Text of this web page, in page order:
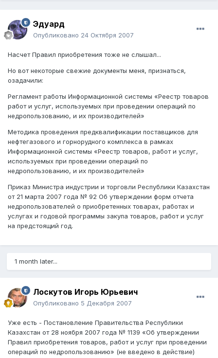
Эдуард
Опубликовано 24 Октября 2007
Насчет Правил приобретения тоже не слышал...
Но вот некоторые свежие документы меня, признаться,
озадачили:
Регламент работы Информационной системы «Реестр товаров
работ и услуг, используемых при проведении операций по
недропользованию, и их производителей»
Методика проведения предквалификации поставщиков для
нефтегазового и горнорудного комплекса в рамках
Информационной системы «Реестр товаров, работ и услуг,
используемых при проведении операций по
недропользованию, и их производителей»
Приказ Министра индустрии и торговли Республики Казахстан
от 21 марта 2007 года № 92 Об утверждении форм отчета
недропользователей о приобретенных товарах, работах и
услугах и годовой программы закупа товаров, работ и услуг
на предстоящий год.
1 month later...
Лоскутов Игорь Юрьевич
Опубликовано 5 Декабря 2007
Уже есть - Постановление Правительства Республики
Казахстан от 28 ноября 2007 года № 1139 «Об утверждении
Правил приобретения товаров, работ и услуг при проведении
операций по недропользованию» (не введено в действие)